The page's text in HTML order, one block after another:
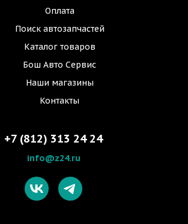
Оплата
Поиск автозапчастей
Каталог товаров
Бош Авто Сервис
Наши магазины
Контакты
+7 (812) 313 24 24
info@z24.ru